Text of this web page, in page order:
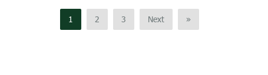
1 2 3 Next »